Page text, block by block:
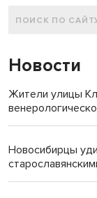
Новости
Жители улицы
Новосибирцы